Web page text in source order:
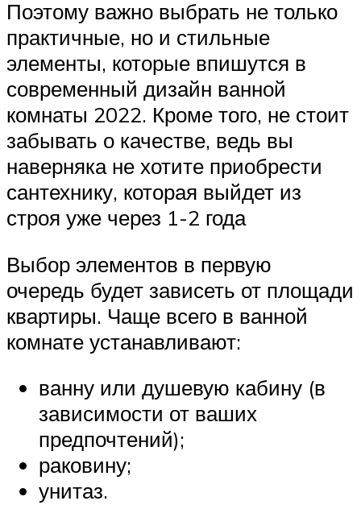
Поэтому важно выбрать не только
практичные, но и стильные
элементы, которые впишутся в
современный дизайн ванной
комнаты 2022. Кроме того, не стоит
забывать о качестве, ведь вы
наверняка не хотите приобрести
сантехнику, которая выйдет из
строя уже через 1-2 года
Выбор элементов в первую
очередь будет зависеть от площади
квартиры. Чаще всего в ванной
комнате устанавливают:
ванну или душевую кабину (в
зависимости от ваших
предпочтений);
раковину;
унитаз.